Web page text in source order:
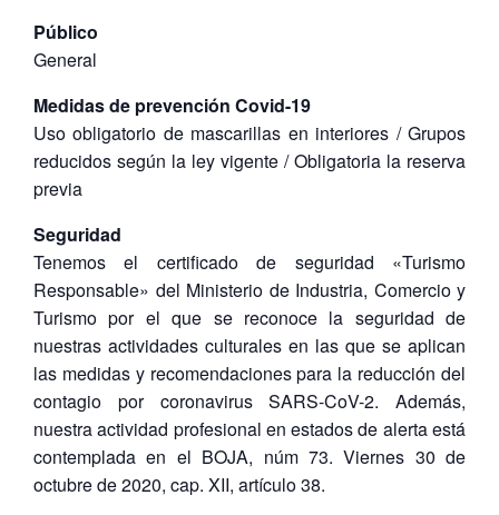
Público
General
Medidas de prevención Covid-19
Uso obligatorio de mascarillas en interiores / Grupos
reducidos según la ley vigente / Obligatoria la reserva
previa
Seguridad
Tenemos el certificado de seguridad «Turismo
Responsable» del Ministerio de Industria, Comercio y
Turismo por el que se reconoce la seguridad de
nuestras actividades culturales en las que se aplican
las medidas y recomendaciones para la reducción del
contagio por coronavirus SARS-CoV-2. Además,
nuestra actividad profesional en estados de alerta está
contemplada en el BOJA, núm 73. Viernes 30 de
octubre de 2020, cap. XII, artículo 38.